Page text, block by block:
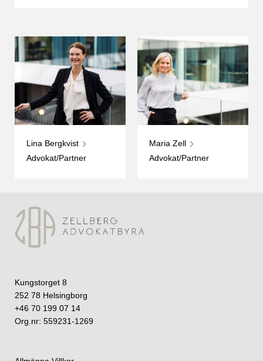
Lina Bergkvist
Advokat/Partner
Maria Zell
Advokat/Partner
Kungstorget 8
252 78 Helsingborg
+46 70 199 07 14
Org.nr: 559231-1269